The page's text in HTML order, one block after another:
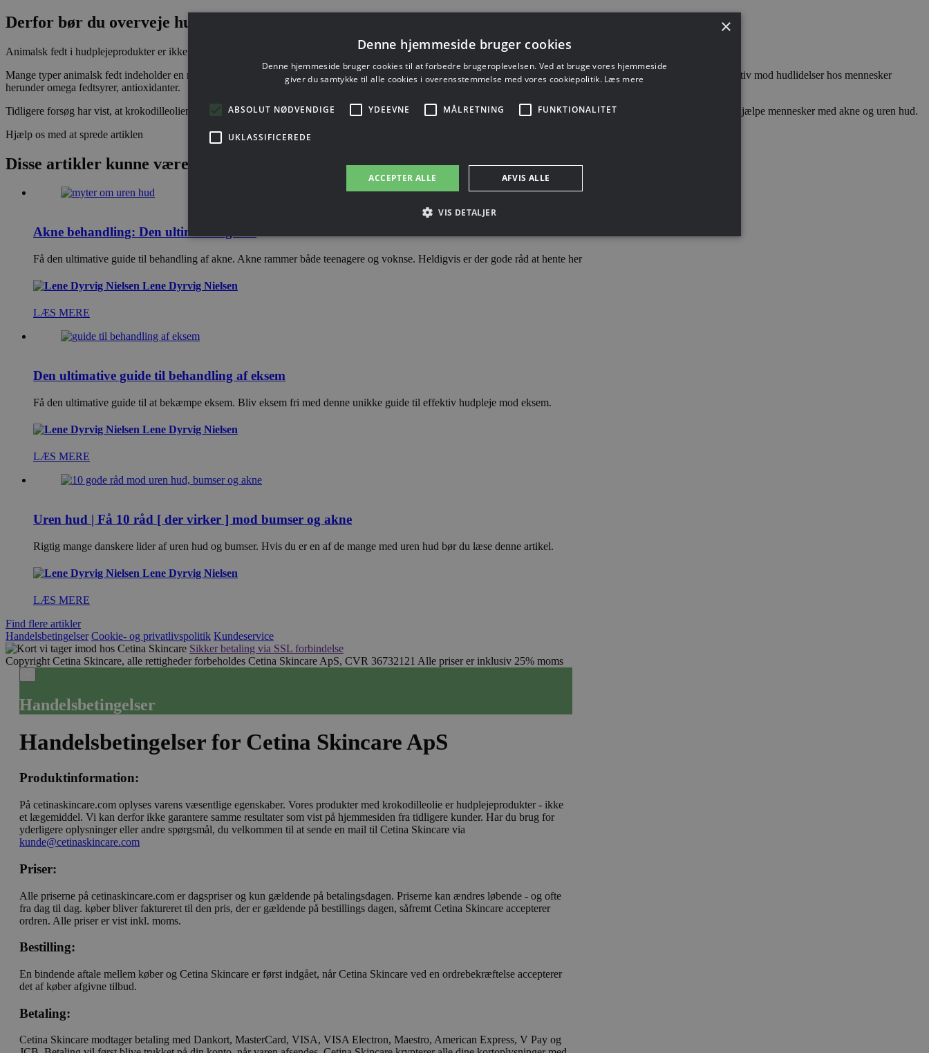
Derfor bør du overveje hudpleje med krokodilleolie til mennesker
Animalsk fedt i hudplejeprodukter er ikke noget nyt fænomen. Vi mennesker har brugt animalsk fedt i mange tusinde år både i hudplejeprodukter og sæber.
Mange typer animalsk fedt indeholder en masse vigtige vitaminer, som er godt for vores hud. Krokodilleolien indeholder mange gavnlige ingredienser, som gør den effektiv mod hudlidelser hos mennesker
herunder omega fedtsyrer, antioxidanter.
Tidligere forsøg har vist, at krokodilleoliens antibiotiske egenskaber kan dræbe stammer af virulente bakterier. Derudover har krokodilleolie vist sig, at være effektiv i at hjælpe mennesker med akne og uren hud.
Hjælp os med at sprede artiklen
Disse artikler kunne være interessant for dig
Akne behandling: Den ultimative guide
Få den ultimative guide til behandling af akne. Akne rammer både teenagere og voknse. Heldigvis er der gode råd at hente her
Lene Dyrvig Nielsen
LÆS MERE
Den ultimative guide til behandling af eksem
Få den ultimative guide til at bekæmpe eksem. Bliv eksem fri med denne unikke guide til effektiv hudpleje mod eksem.
Lene Dyrvig Nielsen
LÆS MERE
Uren hud | Få 10 råd [ der virker ] mod bumser og akne
Rigtig mange danskere lider af uren hud og bumser. Hvis du er en af de mange med uren hud bør du læse denne artikel.
Lene Dyrvig Nielsen
LÆS MERE
Find flere artikler
Handelsbetingelser Cookie- og privatlivspolitik Kundeservice
Sikker betaling via SSL forbindelse
Copyright Cetina Skincare, alle rettigheder forbeholdes Cetina Skincare ApS, CVR 36732121 Alle priser er inklusiv 25% moms
Handelsbetingelser
Handelsbetingelser for Cetina Skincare ApS
Produktinformation:
På cetinaskincare.com oplyses varens væsentlige egenskaber. Vores produkter med krokodilleolie er hudplejeprodukter - ikke
et lægemiddel. Vi kan derfor ikke garantere samme resultater som vist på hjemmesiden fra tidligere kunder. Har du brug for
yderligere oplysninger eller andre spørgsmål, du velkommen til at sende en mail til Cetina Skincare via
kunde@cetinaskincare.com
Priser:
Alle priserne på cetinaskincare.com er dagspriser og kun gældende på betalingsdagen. Priserne kan ændres løbende - og ofte
fra dag til dag. køber bliver faktureret til den pris, der er gældende på bestillings dagen, såfremt Cetina Skincare accepterer
ordren. Alle priser er vist inkl. moms.
Bestilling:
En bindende aftale mellem køber og Cetina Skincare er først indgået, når Cetina Skincare ved en ordrebekræftelse accepterer
det af køber afgivne tilbud.
Betaling:
Cetina Skincare modtager betaling med Dankort, MasterCard, VISA, VISA Electron, Maestro, American Express, V Pay og
×
Denne hjemmeside bruger cookies
Denne hjemmeside bruger cookies til at forbedre brugeroplevelsen. Ved at bruge vores hjemmeside
giver du samtykke til alle cookies i overensstemmelse med vores cookiepolitik. Læs mere
ABSOLUT NØDVENDIGE YDEEVNE MÅLRETNING FUNKTIONALITET
UKLASSIFICEREDE
ACCEPTER ALLE AFVIS ALLE
VIS DETALJER